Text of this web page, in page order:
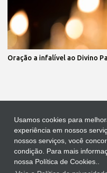
Usamos cookies para
experiência em nossos
nossos serviços, você
condição. Para mais
nossa Política de Cookies..
Oração a infalível ao Divino
Site Oficial da Comunidade Nossa